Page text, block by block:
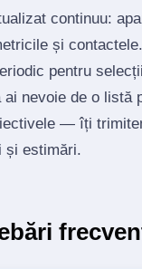
continuu:
și
pentru
nevoie de o listă
— îți
și estimări.